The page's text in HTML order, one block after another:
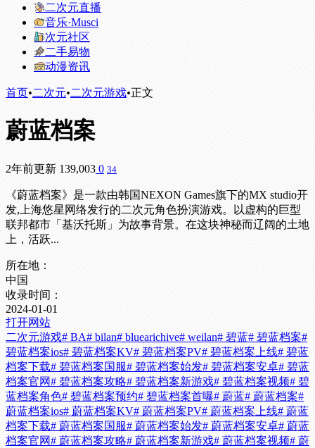
二次元直播
音乐·Musci
次元社区
二手易物
动漫资讯
首页•二次元•二次元游戏•正文
蔚蓝档案
2年前更新 139,003 0 34
《蔚蓝档案》是一款由韩国NEXON Games旗下的MX studio开
发,上海悠星网络发行的二次元角色扮演游戏。以虚构的巨型
联邦都市「基沃托斯」为故事背景。在这块神秘而辽阔的土地
上，活跃...
所在地：
中国
收录时间：
2024-01-01
打开网站
二次元游戏# BA# bilan# bluearichive# weilan# 碧蓝# 碧蓝档案#
碧蓝档案ios# 碧蓝档案KV# 碧蓝档案PV# 碧蓝档案上线# 碧蓝
档案下载# 碧蓝档案国服# 碧蓝档案始发# 碧蓝档案安卓# 碧蓝
档案官网# 碧蓝档案攻略# 碧蓝档案新游戏# 碧蓝档案视频# 碧
蓝档案角色# 碧蓝档案预约# 碧蓝档案首曝# 蔚蓝# 蔚蓝档案#
蔚蓝档案ios# 蔚蓝档案KV# 蔚蓝档案PV# 蔚蓝档案上线# 蔚蓝
档案下载# 蔚蓝档案国服# 蔚蓝档案始发# 蔚蓝档案安卓# 蔚蓝
档案官网# 蔚蓝档案攻略# 蔚蓝档案新游戏# 蔚蓝档案视频# 蔚